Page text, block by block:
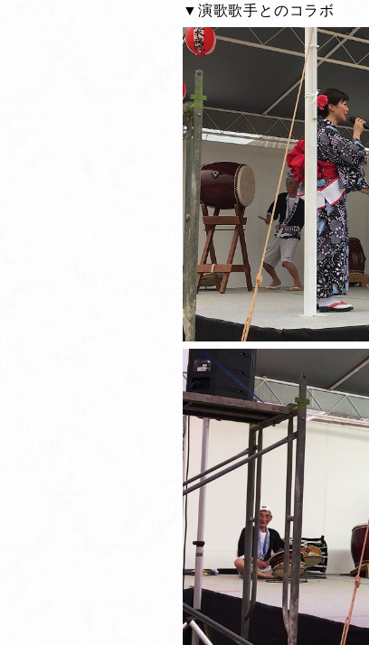
▼演歌歌手とのコラボ